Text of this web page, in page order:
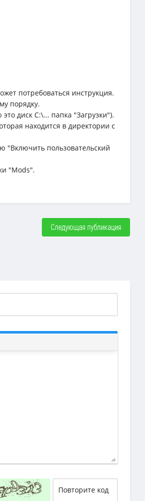
потребоваться инструкция.
порядку.
диск C:\... папка "Загрузки").
находится в директории с
"Включить пользовательский
"Mods".
Следующая публикация